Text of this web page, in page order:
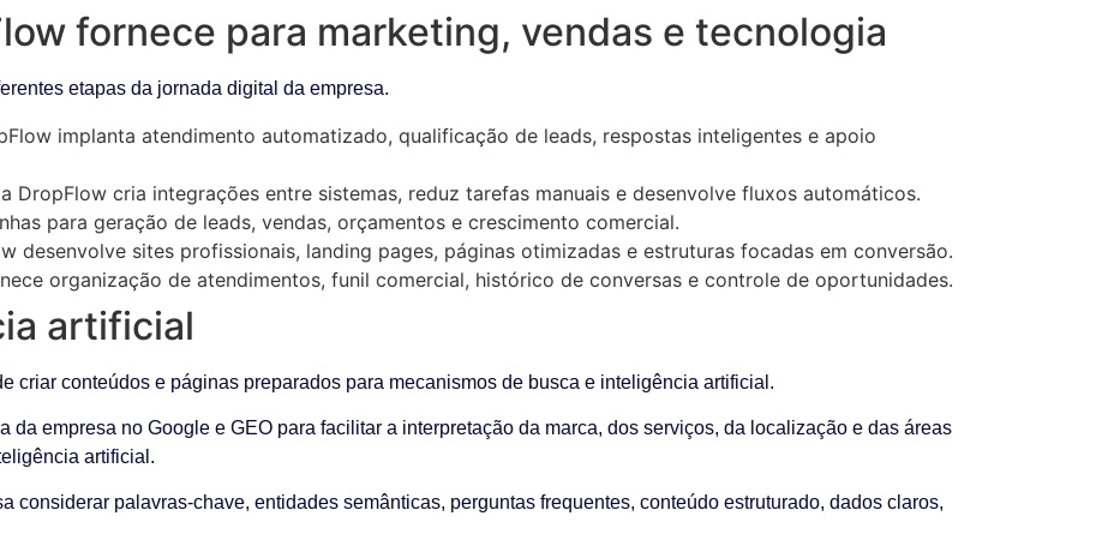
fornece para marketing, vendas e tecnologia
etapas da jornada digital da empresa.
implanta atendimento automatizado, qualificação de leads, respostas inteligentes e apoio
a DropFlow cria integrações entre sistemas, reduz tarefas manuais e desenvolve fluxos automáticos.
para geração de leads, vendas, orçamentos e crescimento comercial.
desenvolve sites profissionais, landing pages, páginas otimizadas e estruturas focadas em conversão.
organização de atendimentos, funil comercial, histórico de conversas e controle de oportunidades.
artificial
criar conteúdos e páginas preparados para mecanismos de busca e inteligência artificial.
da empresa no Google e GEO para facilitar a interpretação da marca, dos serviços, da localização e das áreas
artificial.
considerar palavras-chave, entidades semânticas, perguntas frequentes, conteúdo estruturado, dados claros,